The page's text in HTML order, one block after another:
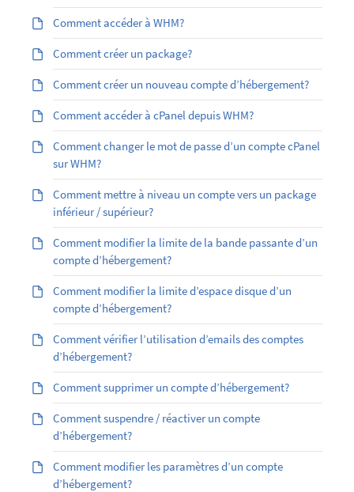
Comment accéder à WHM?
Comment créer un package?
Comment créer un nouveau compte d’hébergement?
Comment accéder à cPanel depuis WHM?
Comment changer le mot de passe d’un compte cPanel
sur WHM?
Comment mettre à niveau un compte vers un package
inférieur / supérieur?
Comment modifier la limite de la bande passante d’un
compte d’hébergement?
Comment modifier la limite d’espace disque d’un
compte d’hébergement?
Comment vérifier l’utilisation d’emails des comptes
d’hébergement?
Comment supprimer un compte d’hébergement?
Comment suspendre / réactiver un compte
d’hébergement?
Comment modifier les paramètres d’un compte
d’hébergement?